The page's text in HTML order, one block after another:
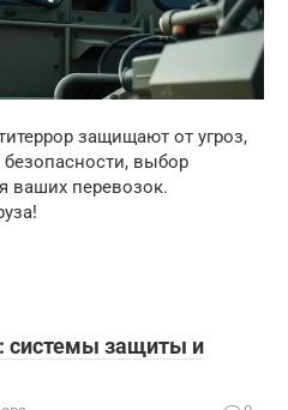
защищают от угроз,
выбор
ваших перевозок.
системы защиты и